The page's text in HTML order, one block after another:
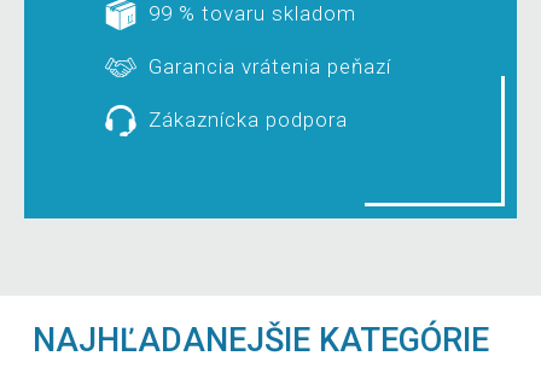
99 % tovaru skladom
Garancia vrátenia peňazí
Zákaznícka podpora
NAJHĽADANEJŠIE KATEGÓRIE